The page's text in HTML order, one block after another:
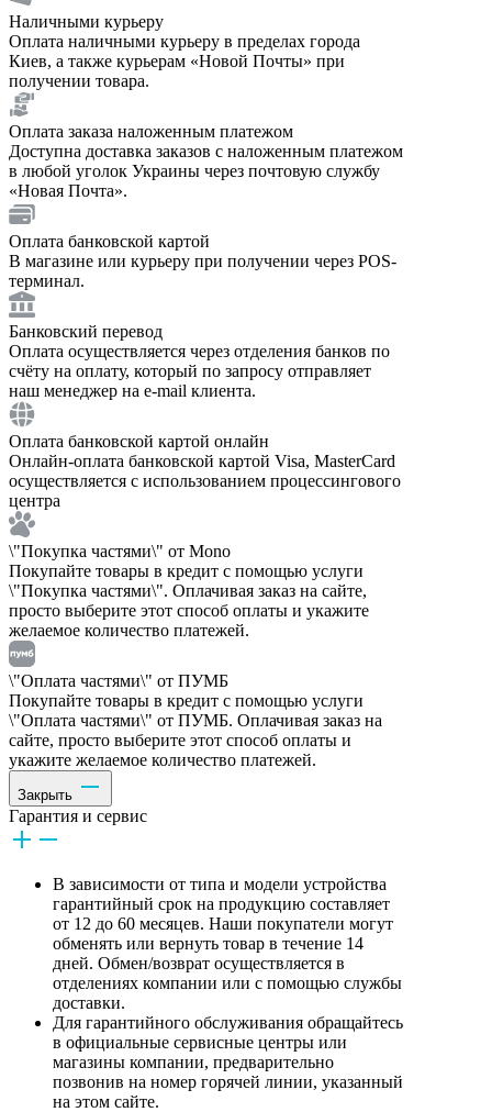
Наличными курьеру
Оплата наличными курьеру в пределах города
Киев, а также курьерам «Новой Почты» при
получении товара.
Оплата заказа наложенным платежом
Доступна доставка заказов с наложенным платежом
в любой уголок Украины через почтовую службу
«Новая Почта».
Оплата банковской картой
В магазине или курьеру при получении через POS-
терминал.
Банковский перевод
Оплата осуществляется через отделения банков по
счёту на оплату, который по запросу отправляет
наш менеджер на e-mail клиента.
Оплата банковской картой онлайн
Онлайн-оплата банковской картой Visa, MasterCard
осуществляется с использованием процессингового
центра
\"Покупка частями\" от Mono
Покупайте товары в кредит с помощью услуги
\"Покупка частями\". Оплачивая заказ на сайте,
просто выберите этот способ оплаты и укажите
желаемое количество платежей.
\"Оплата частями\" от ПУМБ
Покупайте товары в кредит с помощью услуги
\"Оплата частями\" от ПУМБ. Оплачивая заказ на
сайте, просто выберите этот способ оплаты и
укажите желаемое количество платежей.
Закрыть
Гарантия и сервис
В зависимости от типа и модели устройства
гарантийный срок на продукцию составляет
от 12 до 60 месяцев. Наши покупатели могут
обменять или вернуть товар в течение 14
дней. Обмен/возврат осуществляется в
отделениях компании или с помощью службы
доставки.
Для гарантийного обслуживания обращайтесь
в официальные сервисные центры или
магазины компании, предварительно
позвонив на номер горячей линии, указанный
на этом сайте.